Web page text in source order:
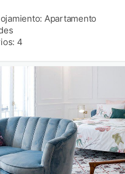
Apartamento
4